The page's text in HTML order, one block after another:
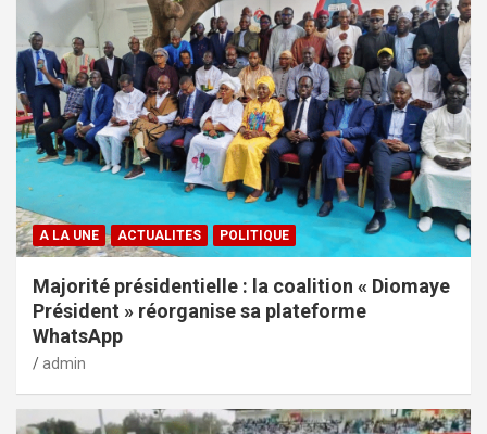
A LA UNE ACTUALITES POLITIQUE
Majorité présidentielle : la coalition « Diomaye
Président » réorganise sa plateforme
WhatsApp
admin